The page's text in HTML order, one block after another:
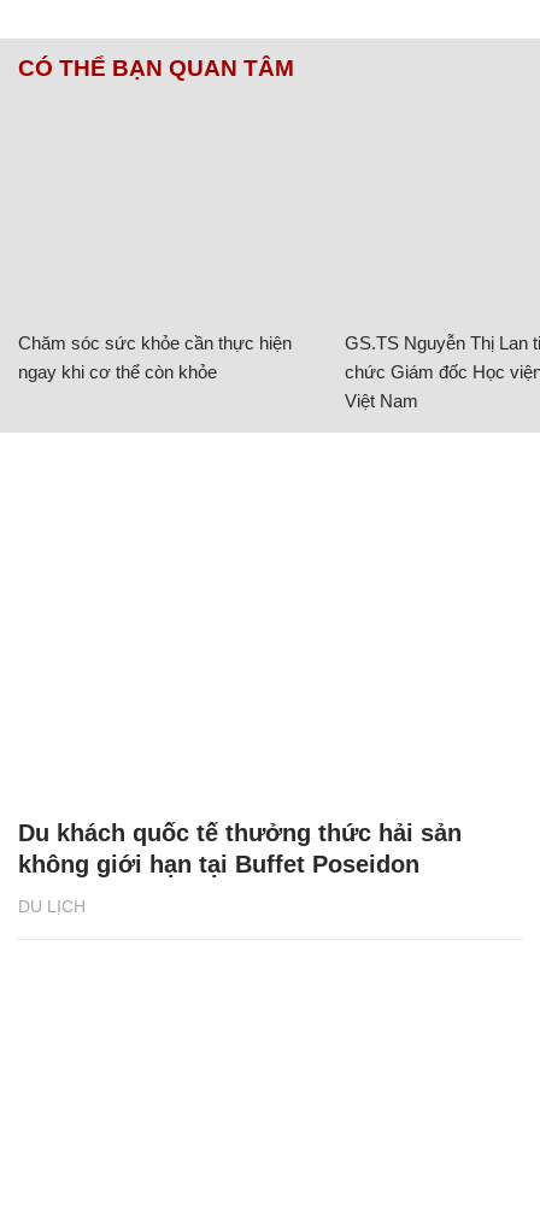
CÓ THỂ BẠN QUAN TÂM
Chăm sóc sức khỏe cần thực hiện
ngay khi cơ thể còn khỏe
GS.TS Nguyễn Thị Lan
chức Giám đốc Học
Việt Nam
DU LỊCH
Du khách quốc tế thưởng thức hải sản
không giới hạn tại Buffet Poseidon